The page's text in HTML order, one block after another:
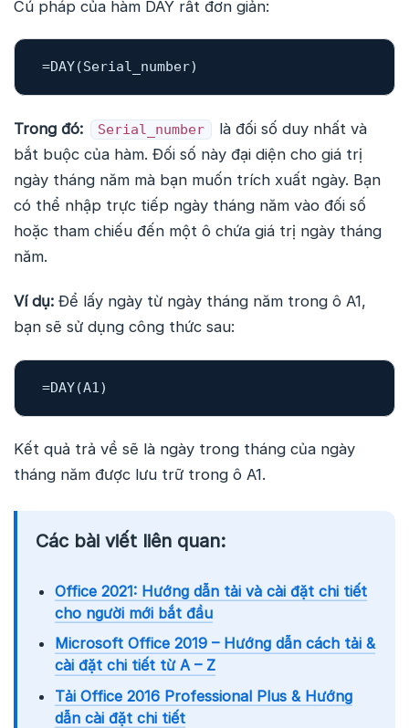
Cú pháp của hàm DAY rất đơn giản:
=DAY
Trong đó: Serial_number
là đối số duy nhất và
bắt buộc của hàm. Đối số này đại diện cho giá trị
ngày tháng năm mà bạn muốn trích xuất ngày. Bạn
có thể nhập trực tiếp ngày tháng năm vào đối số
hoặc tham chiếu đến một ô chứa giá trị ngày tháng
năm.
Ví dụ: Để lấy ngày từ ngày tháng năm trong ô A1,
bạn sẽ sử dụng công thức sau:
=DAY(A1
Kết quả trả về sẽ là ngày trong tháng của ngày
tháng năm được lưu trữ trong ô A1.
Các bài viết liên quan:
Office 2021: Hướng dẫn tải và cài đặt chi tiết
cho người mới bắt đầu
Microsoft Office 2019 – Hướng dẫn cách tải &
cài đặt chi tiết từ A – Z
Tải Office 2016 Professional Plus & Hướng
dẫn cài đặt chi tiết